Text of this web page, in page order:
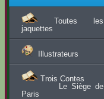
Toutes les
jaquettes
Illustrateurs
Trois Contes
Le Siège de
Paris